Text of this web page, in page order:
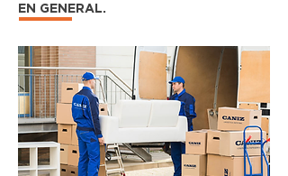
EN GENERAL.